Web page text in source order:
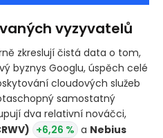
vyzyvatelů
zkreslují čistá data o tom,
byznys Googlu, úspěch celé
cloudových služeb
samostatný
dva relativní nováčci,
+6,26 % a Nebius